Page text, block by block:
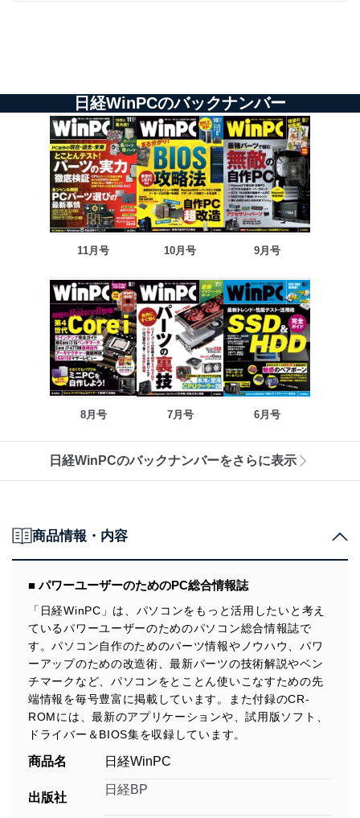
日経WinPCのバックナンバー
11月号 10月号 9月号
8月号 7月号 6月号
日経WinPCのバックナンバーをさらに表示
商品情報・内容
■ パワーユーザーのためのPC総合情報誌
「日経WinPC」は、パソコンをもっと活用したいと考え
ているパワーユーザーのためのパソコン総合情報誌で
す。パソコン自作のためのパーツ情報やノウハウ、パワ
ーアップのための改造術、最新パーツの技術解説やベン
チマークなど、パソコンをとことん使いこなすための先
端情報を毎号豊富に掲載しています。また付録のCR-
ROMには、最新のアプリケーションや、試用版ソフト、
ドライバー＆BIOS集を収録しています。
商品名 日経WinPC
出版社
日経BP